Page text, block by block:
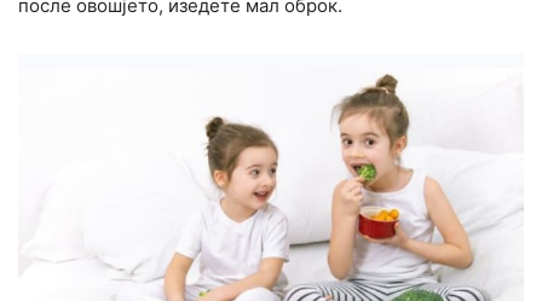
после овошјето, изедете мал оброк.